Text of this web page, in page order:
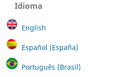
Idioma
English
Español (España)
Português (Brasil)